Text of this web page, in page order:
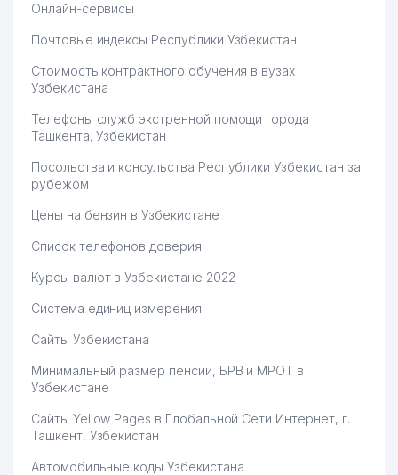
Онлайн-сервисы
Почтовые индексы Республики Узбекистан
Стоимость контрактного обучения в вузах
Узбекистана
Телефоны служб экстренной помощи города
Ташкента, Узбекистан
Посольства и консульства Республики Узбекистан за
рубежом
Цены на бензин в Узбекистане
Список телефонов доверия
Курсы валют в Узбекистане 2022
Система единиц измерения
Сайты Узбекистана
Минимальный размер пенсии, БРВ и МРОТ в
Узбекистане
Сайты Yellow Pages в Глобальной Сети Интернет, г.
Ташкент, Узбекистан
Автомобильные коды Узбекистана